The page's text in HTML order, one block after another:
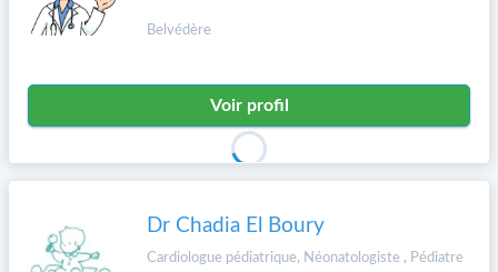
Belvédère
Voir profil
Dr Chadia El Boury
Cardiologue pédiatrique, Néonatologiste , Pédiatre